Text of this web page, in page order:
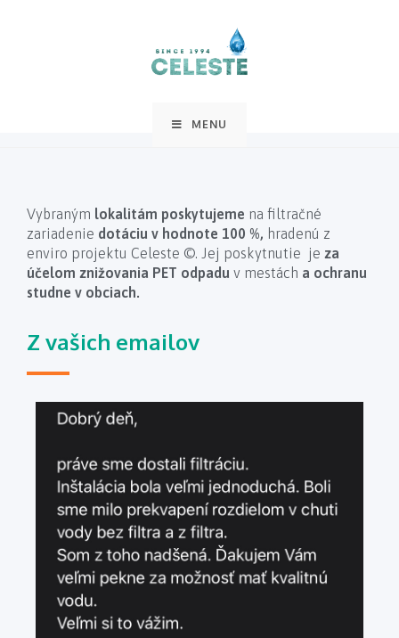
MENU
Vybraným lokalitám poskytujeme na filtračné
zariadenie dotáciu v hodnote 100 %, hradenú z
enviro projektu Celeste ©. Jej poskytnutie je za
účelom znižovania PET odpadu v mestách a ochranu
studne v obciach.
Z vašich emailov